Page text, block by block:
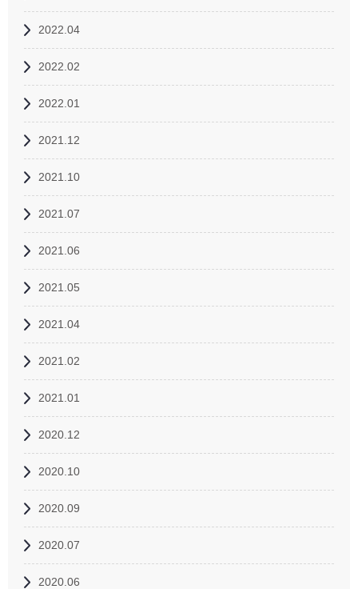
2022.04
2022.02
2022.01
2021.12
2021.10
2021.07
2021.06
2021.05
2021.04
2021.02
2021.01
2020.12
2020.10
2020.09
2020.07
2020.06